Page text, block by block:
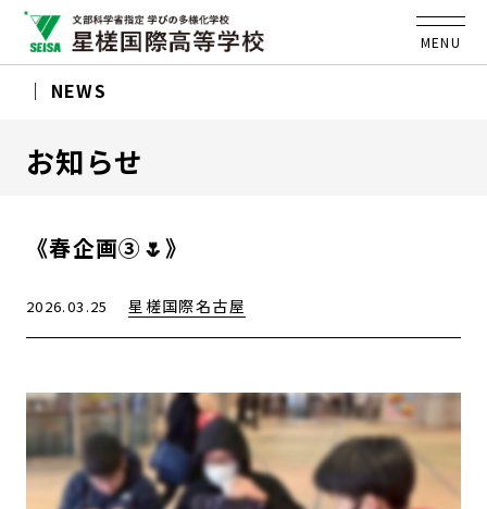
MENU
NEWS
お知らせ
《春企画③🌷》
2026.03.25 星槎国際名古屋